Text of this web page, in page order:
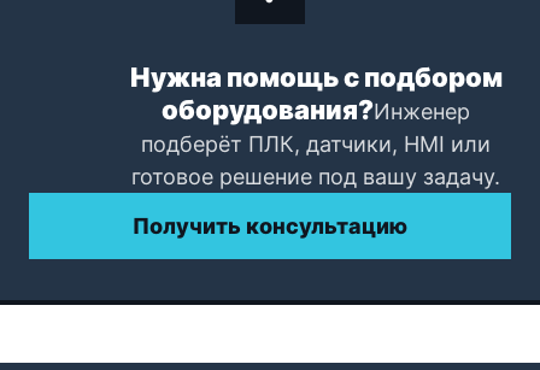
Нужна помощь с подбором
оборудования?Инженер
подберёт ПЛК, датчики, HMI или
готовое решение под вашу задачу.
Получить консультацию